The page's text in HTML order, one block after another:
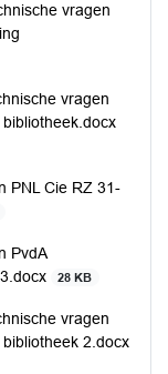
vragen
vragen
PNL Cie RZ 31-
PvdA
28 KB
vragen
2.docx